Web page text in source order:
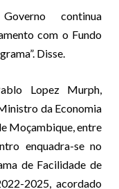
continua
com o Fundo
Disse.
Lopez Murph,
da Economia
Moçambique, entre
enquadra-se no
de Facilidade de
2025, acordado